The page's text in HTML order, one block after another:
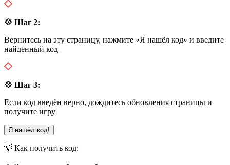
💠 Шаг 2:
Вернитесь на эту страницу, нажмите «Я нашёл код» и введите
найденный код
💠 Шаг 3:
Если код введён верно, дождитесь обновления страницы и
получите игру
Я нашёл код!
💡 Как получить код: